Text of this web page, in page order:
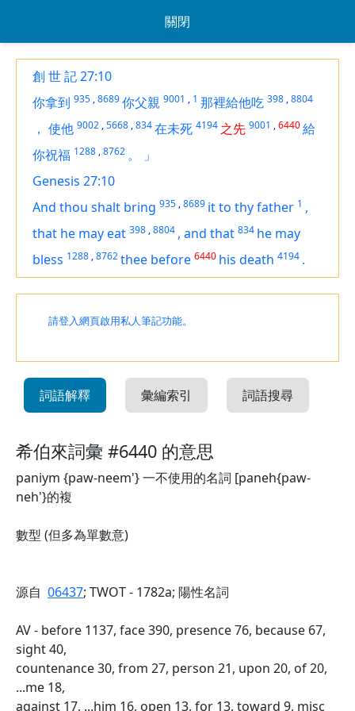
關閉
創 世 記 27:10
你拿到 935 ,8689你父親 9001 , 1 那裡給他吃 398 ,8804
， 使他 9002 ,5668 ,834在未死 4194 之先 9001 ,6440給
你祝福 1288 ,8762 。
」
Genesis 27:10
And thou shalt bring 935 ,8689 itto thy father 1 ,
that he may eat 398 ,8804 , and that 834 he may
bless 1288 ,8762thee before 6440 his death 4194 .
請登入網頁啟用私人筆記功能。
詞語解釋 彙編索引 詞語搜尋
希伯來詞彙 #6440 的意思
paniym {paw-neem'} 一不使用的名詞 [paneh{paw-
neh'}的複
數型 (但多為單數意)
源自 06437; TWOT - 1782a; 陽性名詞
AV - before 1137, face 390, presence 76, because 67,
sight 40,
countenance 30, from 27, person 21, upon 20, of 20,
...me 18,
against 17, ...him 16, open 13, for 13, toward 9, misc